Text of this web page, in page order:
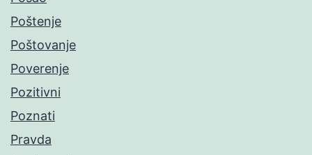
Poštenje
Poštovanje
Poverenje
Pozitivni
Poznati
Pravda